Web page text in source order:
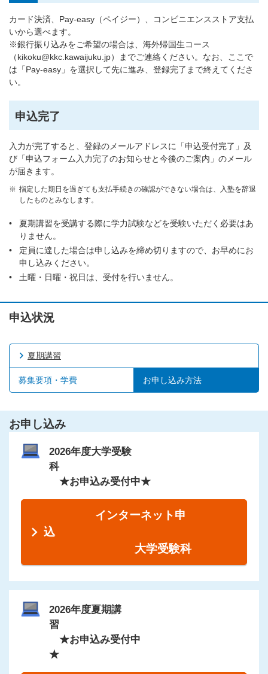
カード決済、Pay-easy（ペイジー）、コンビニエンスストア支払
いから選べます。
※銀行振り込みをご希望の場合は、海外帰国生コース
（kikoku@kkc.kawaijuku.jp）までご連絡ください。なお、ここで
は「Pay-easy」を選択して先に進み、登録完了まで終えてくださ
い。
申込完了
入力が完了すると、登録のメールアドレスに「申込受付完了」及
び「申込フォーム入力完了のお知らせと今後のご案内」のメール
が届きます。
指定した期日を過ぎても支払手続きの確認ができない場合は、入塾を辞退
したものとみなします。
夏期講習を受講する際に学力試験などを受験いただく必要はあ
りません。
定員に達した場合は申し込みを締め切りますので、お早めにお
申し込みください。
土曜・日曜・祝日は、受付を行いません。
申込状況
夏期講習
募集要項・学費 お申し込み方法
お申し込み
2026年度大学受験
科
★お申込み受付中★
インターネット申
込
大学受験科
2026年度夏期講
習
★お申込み受付中
★